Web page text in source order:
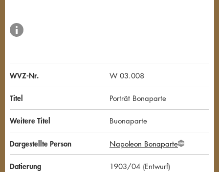
WVZ-Nr. W 03.008
Titel Porträt Bonaparte
Weitere Titel Buonaparte
Dargestellte Person Napoleon BonaparteG
N
Datierung 1903/04 (Entwurf)